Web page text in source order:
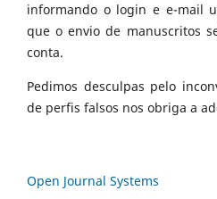
informando o login e e-mail
que o envio de manuscritos
conta.
Pedimos desculpas pelo
de perfis falsos nos obriga a
Open Journal Systems